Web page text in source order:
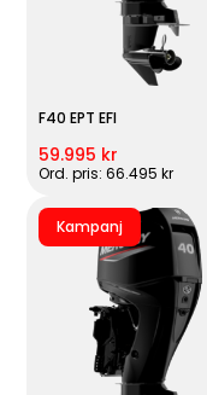
F40 EPT EFI
59.995 kr
Ord. pris: 66.495 kr
Kampanj